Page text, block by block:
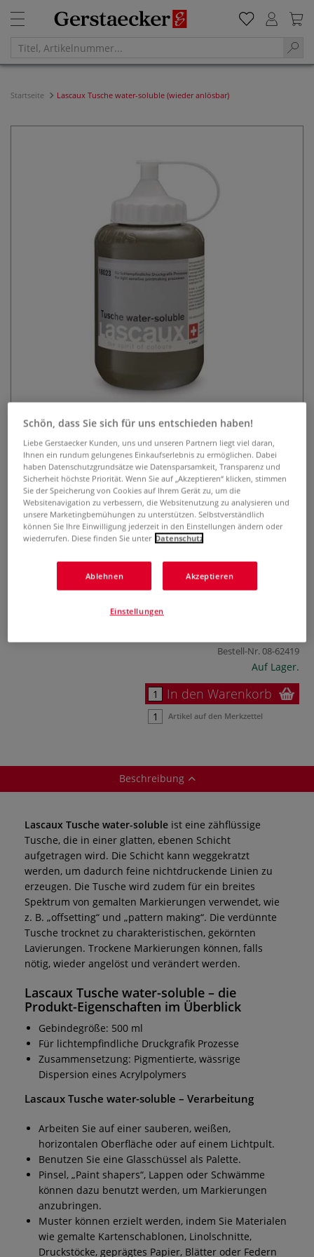
Startseite Lascaux Tusche water-soluble (wieder anlösbar)
Lascaux Tusche water-soluble
(wieder anlösbar)
0 Bewertungen
Lascaux Tusche water-soluble ist ideal für lichtempfindliche
Druckgrafik-Prozesse. Kann im getrockneten Zustand wieder
angelöst und verändert werden. 500-ml-Flasche.
31,77 €
Bestell-Nr.08-62419
Auf Lager.
In den Warenkorb
Artikel auf den Merkzettel
Beschreibung
Lascaux Tusche water-soluble ist eine zähflüssige
Tusche, die in einer glatten, ebenen Schicht
aufgetragen wird. Die Schicht kann weggekratzt
werden, um dadurch feine nichtdruckende Linien zu
erzeugen. Die Tusche wird zudem für ein breites
Spektrum von gemalten Markierungen verwendet, wie
z. B. „offsetting“ und „pattern making“. Die verdünnte
Tusche trocknet zu charakteristischen, gekörnten
Lavierungen. Trockene Markierungen können, falls
nötig, wieder angelöst und verändert werden.
Lascaux Tusche water-soluble – die
Produkt-Eigenschaften im Überblick
Gebindegröße: 500 ml
Für lichtempfindliche Druckgrafik Prozesse
Zusammensetzung: Pigmentierte, wässrige
Dispersion eines Acrylpolymers
Lascaux Tusche water-soluble – Verarbeitung
Arbeiten Sie auf einer sauberen, weißen,
horizontalen Oberfläche oder auf einem Lichtpult.
Benutzen Sie eine Glasschüssel als Palette.
Pinsel, „Paint shapers“, Lappen oder Schwämme
können dazu benutzt werden, um Markierungen
anzubringen.
Muster können erzielt werden, indem Sie Materialen
wie gemalte Kartenschablonen, Linolschnitte,
Druckstöcke, geprägtes Papier, Blätter oder Federn
Schön, dass Sie sich für uns entschieden haben!
Liebe Gerstaecker Kunden, uns und unseren Partnern liegt viel daran,
Ihnen ein rundum gelungenes Einkaufserlebnis zu ermöglichen. Dabei
haben Datenschutzgrundsätze wie Datensparsamkeit, Transparenz und
Sicherheit höchste Priorität. Wenn Sie auf „Akzeptieren“ klicken, stimmen
Sie der Speicherung von Cookies auf Ihrem Gerät zu, um die
Websitenavigation zu verbessern, die Websitenutzung zu analysieren und
unsere Marketingbemühungen zu unterstützen. Selbstverständlich
können Sie Ihre Einwilligung jederzeit in den Einstellungen ändern oder
wiederrufen. Diese finden Sie unter Datenschutz
Ablehnen Akzeptieren
Einstellungen